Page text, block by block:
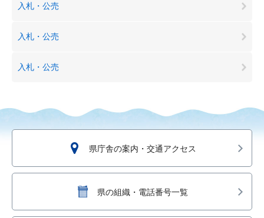
入札・公売
入札・公売
入札・公売
県庁舎の案内・交通アクセス
県の組織・電話番号一覧